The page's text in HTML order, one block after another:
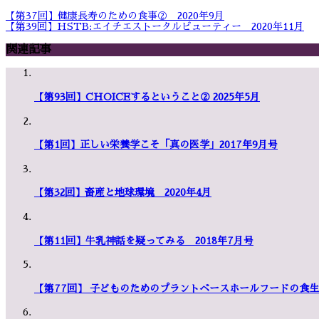
【第37回】健康長寿のための食事② 2020年9月
【第39回】HSTB:エイチエストータルビューティー 2020年11月
関連記事
【第93回】CHOICEするということ② 2025年5月
【第1回】正しい栄養学こそ「真の医学」2017年9月号
【第32回】畜産と地球環境 2020年4月
【第11回】牛乳神話を疑ってみる 2018年7月号
【第77回】 子どものためのプラントベースホールフードの食